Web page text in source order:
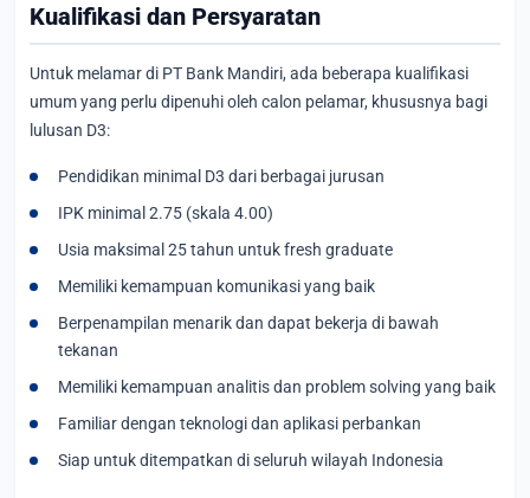
Kualifikasi dan Persyaratan
Untuk melamar di PT Bank Mandiri, ada beberapa kualifikasi
umum yang perlu dipenuhi oleh calon pelamar, khususnya bagi
lulusan D3:
Pendidikan minimal D3 dari berbagai jurusan
IPK minimal 2.75 (skala 4.00)
Usia maksimal 25 tahun untuk fresh graduate
Memiliki kemampuan komunikasi yang baik
Berpenampilan menarik dan dapat bekerja di bawah
tekanan
Memiliki kemampuan analitis dan problem solving yang baik
Familiar dengan teknologi dan aplikasi perbankan
Siap untuk ditempatkan di seluruh wilayah Indonesia